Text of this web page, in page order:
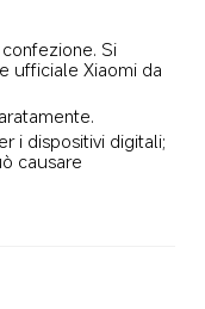
Si
ufficiale Xiaomi da
i dispositivi digitali;
causare